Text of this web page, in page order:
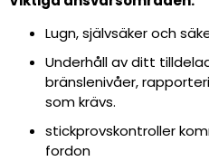
Lugn, självsäker och
Underhåll av ditt
bränslenivåer,
som krävs.
stickprovskontroller
fordon